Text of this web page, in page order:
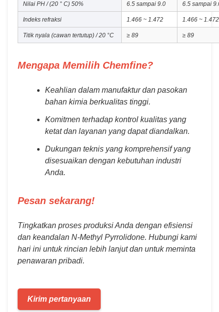
Nilai PH / (20 ° C) 50% 6.5 sampai 9.0 6.5 sampai
Indeks refraksi 1.466 ~ 1.472 1.466 ~ 1.472
Titik nyala (cawan tertutup) / 20 °C ≥ 89 ≥ 89
Mengapa Memilih Chemfine?
Keahlian dalam manufaktur dan pasokan
bahan kimia berkualitas tinggi.
Komitmen terhadap kontrol kualitas yang
ketat dan layanan yang dapat diandalkan.
Dukungan teknis yang komprehensif yang
disesuaikan dengan kebutuhan industri
Anda.
Pesan sekarang!
Tingkatkan proses produksi Anda dengan efisiensi
dan keandalan N-Methyl Pyrrolidone. Hubungi kami
hari ini untuk rincian lebih lanjut dan untuk meminta
penawaran pribadi.
Kirim pertanyaan